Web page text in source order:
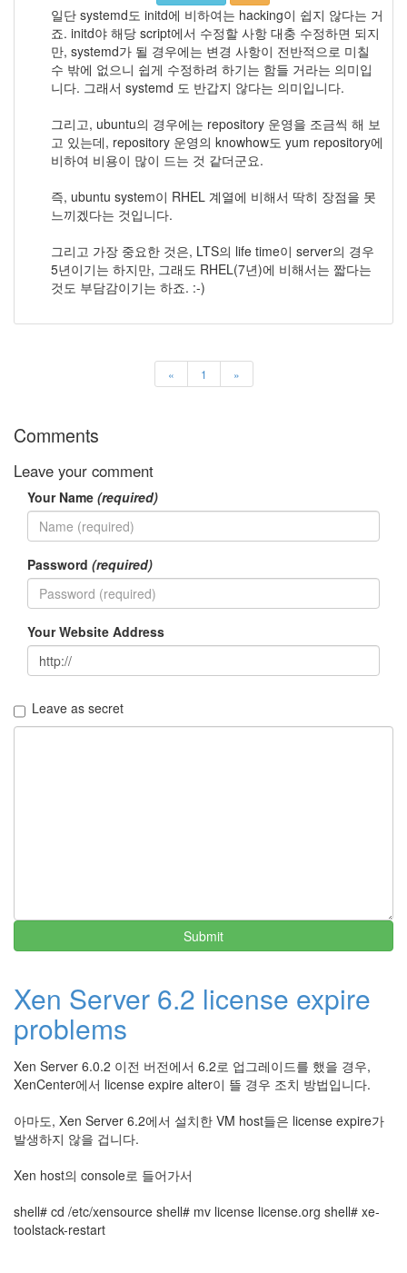
일단 systemd도 initd에 비하여는 hacking이 쉽지 않다는 거
죠. initd야 해당 script에서 수정할 사항 대충 수정하면 되지
만, systemd가 될 경우에는 변경 사항이 전반적으로 미칠
수 밖에 없으니 쉽게 수정하려 하기는 함들 거라는 의미입
니다. 그래서 systemd 도 반갑지 않다는 의미입니다.
그리고, ubuntu의 경우에는 repository 운영을 조금씩 해 보
고 있는데, repository 운영의 knowhow도 yum repository에
비하여 비용이 많이 드는 것 같더군요.
즉, ubuntu system이 RHEL 계열에 비해서 딱히 장점을 못
느끼겠다는 것입니다.
그리고 가장 중요한 것은, LTS의 life time이 server의 경우
5년이기는 하지만, 그래도 RHEL(7년)에 비해서는 짧다는
것도 부담감이기는 하죠. :-)
« 1 »
Comments
Leave your comment
Your Name (required)
Password (required)
Your Website Address
Leave as secret
Submit
Xen Server 6.2 license expire
problems
Xen Server 6.0.2 이전 버전에서 6.2로 업그레이드를 했을 경우,
XenCenter에서 license expire alter이 뜰 경우 조치 방법입니다.
아마도, Xen Server 6.2에서 설치한 VM host들은 license expire가
발생하지 않을 겁니다.
Xen host의 console로 들어가서
shell# cd /etc/xensource shell# mv license license.org shell# xe-
toolstack-restart